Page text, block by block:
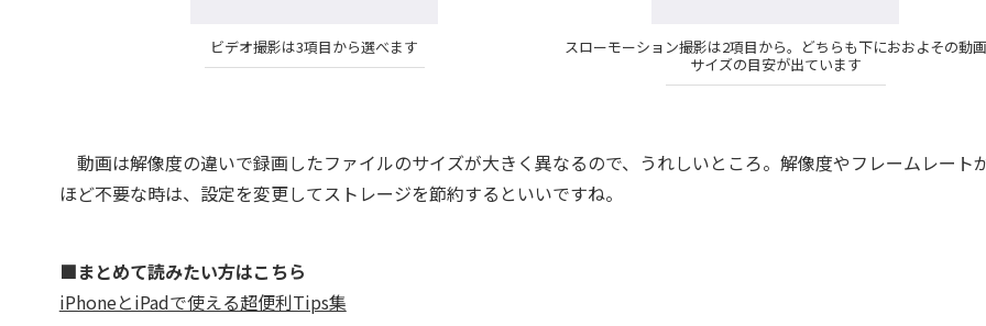
ビデオ撮影は3項目から選べます
スローモーション撮影は2項目から。どちらも下におおよその動画
サイズの目安が出ています
動画は解像度の違いで録画したファイルのサイズが大きく異なるので、うれしいところ。解像度やフレームレート
ほど不要な時は、設定を変更してストレージを節約するといいですね。
■まとめて読みたい方はこちら
iPhoneとiPadで使える超便利Tips集